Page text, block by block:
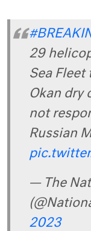
29
Sea
Okan dry
not
Russian
— The
2023